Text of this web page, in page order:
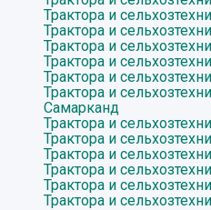
Трактора и
Трактора и
Трактора и
Трактора и
Трактора и
Трактора и
Самарканд
Трактора и
Трактора и
Трактора и
Трактора и
Трактора и
Трактора и